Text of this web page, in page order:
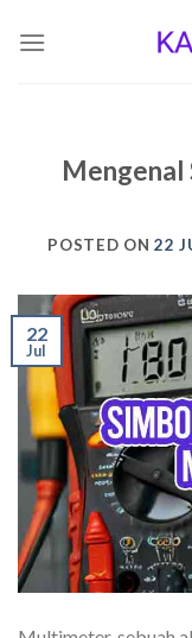
Mengenal
POSTED ON22
22
Jul